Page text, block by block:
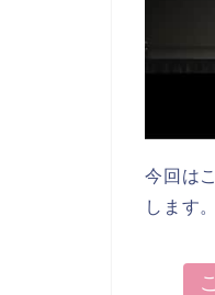
今回は
します。